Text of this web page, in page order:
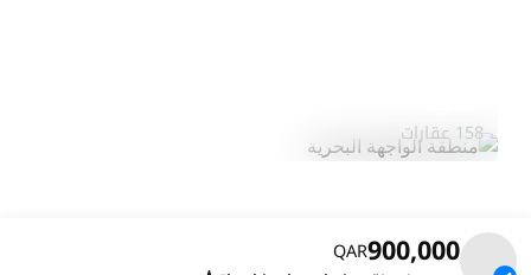
158 عقارات
900,000
QAR